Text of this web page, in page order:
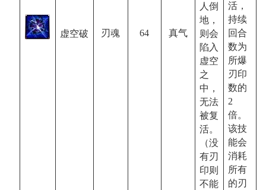
虚空破 刃魂 64 真气
人倒
地，
则会
陷入
虚空
之
中，
无法
被复
活。
（没
有刃
印则
不能
活，
持续
回合
数为
所爆
刃印
数的
2
倍。
该技
能会
消耗
所有
的刃